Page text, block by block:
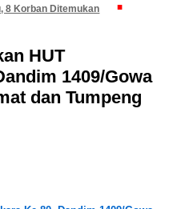
8 Korban Ditemukan
HUT
1409/Gowa
dan Tumpeng